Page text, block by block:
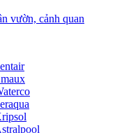
vườn, cảnh quan